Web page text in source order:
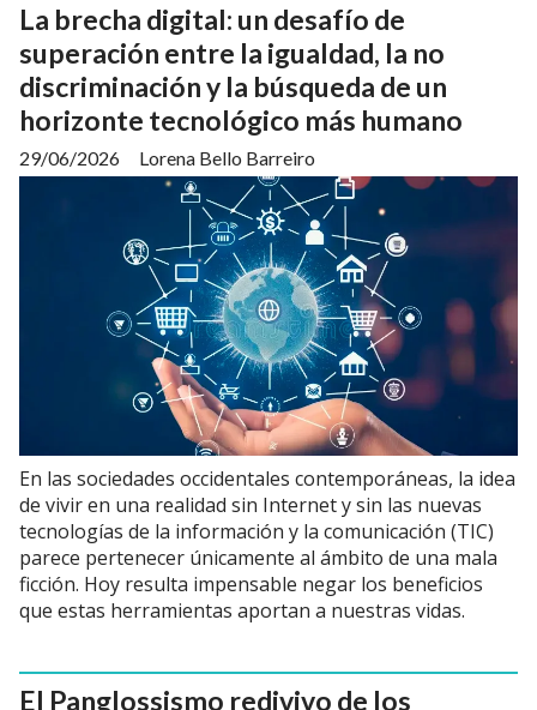
La brecha digital: un desafío de
superación entre la igualdad, la no
discriminación y la búsqueda de un
horizonte tecnológico más humano
Lorena Bello Barreiro
29/06/2026
En las sociedades occidentales contemporáneas, la idea
de vivir en una realidad sin Internet y sin las nuevas
tecnologías de la información y la comunicación (TIC)
parece pertenecer únicamente al ámbito de una mala
ficción. Hoy resulta impensable negar los beneficios
que estas herramientas aportan a nuestras vidas.
El Panglossismo redivivo de los